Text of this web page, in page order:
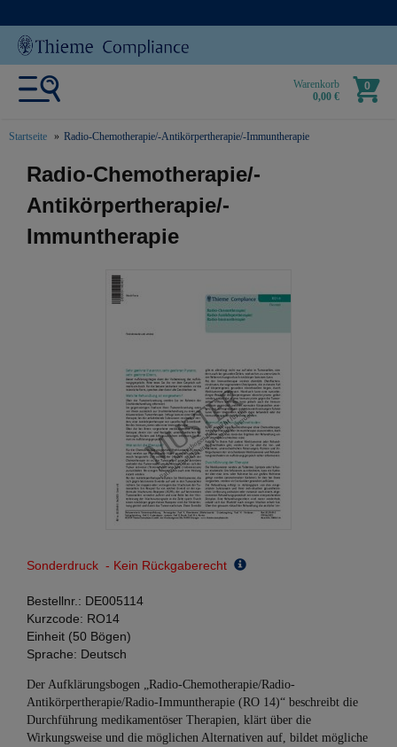
Warenkorb
0,00 €
0
Startseite Radio-Chemotherapie/-Antikörpertherapie/-Immuntherapie
text.skipToContent
text.skipToNavigation
Radio-Chemotherapie/-
Antikörpertherapie/-
Immuntherapie
Sonderdruck - Kein Rückgaberecht
Bestellnr.: DE005114
Kurzcode: RO14
Einheit (50 Bögen)
Sprache: Deutsch
Der Aufklärungsbogen „Radio-Chemotherapie/Radio-
Antikörpertherapie/Radio-Immuntherapie (RO 14)“ beschreibt die
Durchführung medikamentöser Therapien, klärt über die
Wirkungsweise und die möglichen Alternativen auf, bildet mögliche